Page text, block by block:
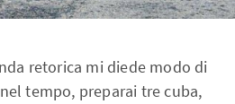
retorica mi diede modo di
tempo, preparai tre cuba,